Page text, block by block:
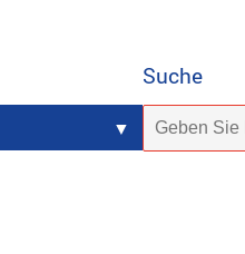
Suche